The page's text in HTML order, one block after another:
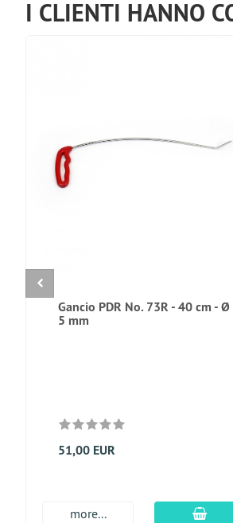
I CLIENTI HANNO
Gancio PDR No. 73R - 40 cm - Ø
5 mm
51,00 EUR
more...